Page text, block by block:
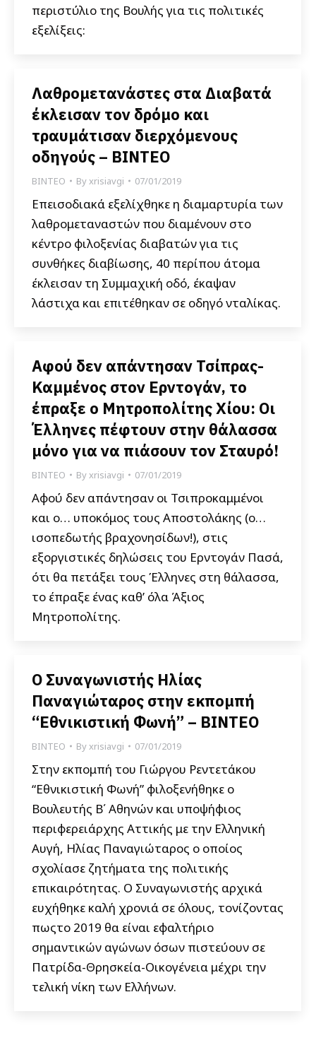
περιστύλιο της Βουλής για τις πολιτικές
εξελίξεις:
Λαθρομετανάστες στα Διαβατά
έκλεισαν τον δρόμο και
τραυμάτισαν διερχόμενους
οδηγούς – ΒΙΝΤΕΟ
ΒΙΝΤΕΟ Byxrisiavgi 07/01/2019
Επεισοδιακά εξελίχθηκε η διαμαρτυρία των
λαθρομεταναστών που διαμένουν στο
κέντρο φιλοξενίας διαβατών για τις
συνθήκες διαβίωσης, 40 περίπου άτομα
έκλεισαν τη Συμμαχική οδό, έκαψαν
λάστιχα και επιτέθηκαν σε οδηγό νταλίκας.
Αφού δεν απάντησαν Τσίπρας-
Καμμένος στον Ερντογάν, το
έπραξε ο Μητροπολίτης Χίου: Οι
Έλληνες πέφτουν στην θάλασσα
μόνο για να πιάσουν τον Σταυρό!
ΒΙΝΤΕΟ Byxrisiavgi 07/01/2019
Αφού δεν απάντησαν οι Τσιπροκαμμένοι
και ο… υποκόμος τους Αποστολάκης (ο…
ισοπεδωτής βραχονησίδων!), στις
εξοργιστικές δηλώσεις του Ερντογάν Πασά,
ότι θα πετάξει τους Έλληνες στη θάλασσα,
το έπραξε ένας καθ’ όλα Άξιος
Μητροπολίτης.
Ο Συναγωνιστής Ηλίας
Παναγιώταρος στην εκπομπή
“Εθνικιστική Φωνή” – ΒΙΝΤΕΟ
ΒΙΝΤΕΟ Byxrisiavgi 07/01/2019
Στην εκπομπή του Γιώργου Ρεντετάκου
“Εθνικιστική Φωνή” φιλοξενήθηκε ο
Βουλευτής Β΄ Αθηνών και υποψήφιος
περιφερειάρχης Αττικής με την Ελληνική
Αυγή, Ηλίας Παναγιώταρος ο οποίος
σχολίασε ζητήματα της πολιτικής
επικαιρότητας. Ο Συναγωνιστής αρχικά
ευχήθηκε καλή χρονιά σε όλους, τονίζοντας
πωςτο 2019 θα είναι εφαλτήριο
σημαντικών αγώνων όσων πιστεύουν σε
Πατρίδα-Θρησκεία-Οικογένεια μέχρι την
τελική νίκη των Ελλήνων.